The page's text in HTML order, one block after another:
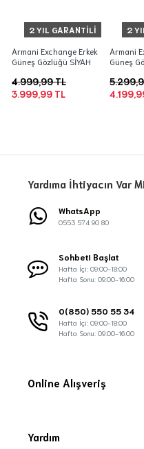
2 YIL GARANTILI
Armani Exchange Erkek
Güneş Gözlüğü SİYAH
3.999,99 TL
4.999,99 TL
2
Armani
Güneş
Yardıma İhtiyacın Var
WhatsApp
0553 574 90 80
Sohbeti Başlat
Hafta İçi: 09:00-18:00
Hafta Sonu: 09:00-16:00
0(850) 550 55 34
Hafta İçi: 09:00-18:00
Hafta Sonu: 09:00-16:00
Online Alışveriş
Yardım